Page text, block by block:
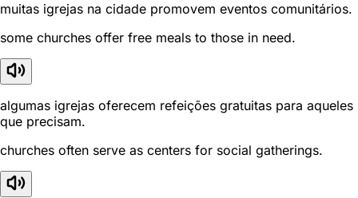
muitas igrejas na cidade promovem eventos comunitários.
some churches offer free meals to those in need.
algumas igrejas oferecem refeições gratuitas para aqueles
que precisam.
churches often serve as centers for social gatherings.